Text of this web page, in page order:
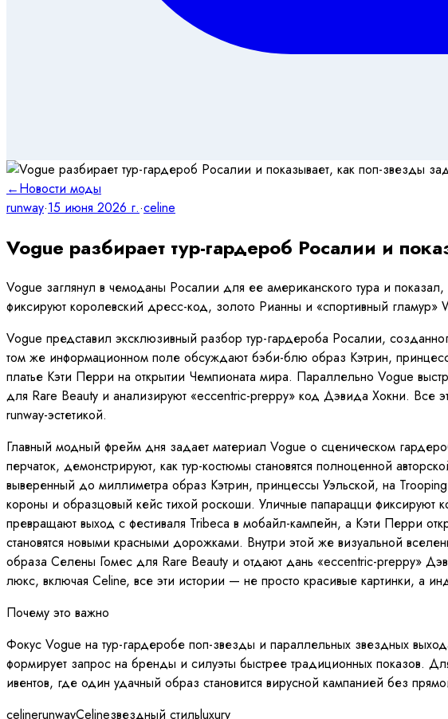
←Новости моды
runway·15 июня 2026 г.·celine
Vogue разбирает тур-гардероб Росалии и
Vogue заглянул в чемоданы Росалии для ее американского тура и
фиксируют королевский дресс-код, золото Рианны и «спортивный гламур»
Vogue представил эксклюзивный разбор тур-гардероба Росалии,
том же информационном поле обсуждают бэби-блю образ Кэтрин,
платье Кэти Перри на открытии Чемпионата мира. Параллельно Vogue
для Rare Beauty и анализируют «eccentric-preppy» код Дэвида Хокни. Все
runway-эстетикой.
Главный модный фрейм дня задает материал Vogue о сценическом
перчаток, демонстрируют, как тур-костюмы становятся полноценной
выверенный до миллиметра образ Кэтрин, принцессы Уэльской, на
короны и образцовый кейс тихой роскоши. Уличные папарацци фиксируют
превращают выход с фестиваля Tribeca в мобайл-кампейн, а Кэти Перри
становятся новыми красными дорожками. Внутри этой же визуальной
образа Селены Гомес для Rare Beauty и отдают дань «eccentric-preppy»
люкс, включая Celine, все эти истории — не просто красивые картинки, а
Почему это важно
Фокус Vogue на тур-гардеробе поп-звезды и параллельных звездных
формирует запрос на бренды и силуэты быстрее традиционных показов.
ивентов, где один удачный образ становится вирусной кампанией без
celinerunwayCelineзвездный стильluxury